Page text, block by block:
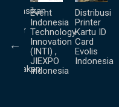
Event
Indonesia
Technology
Innovation
(INTI) ,
JIEXPO
Indonesia
Distribusi
Printer
Kartu ID
Card
Evolis
Indonesia